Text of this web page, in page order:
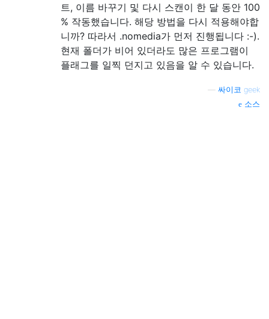
트, 이름 바꾸기 및 다시 스캔이 한 달 동안 100
% 작동했습니다. 해당 방법을 다시 적용해야합
니까? 따라서 .nomedia가 먼저 진행됩니다 :-).
현재 폴더가 비어 있더라도 많은 프로그램이
플래그를 일찍 던지고 있음을 알 수 있습니다.
싸이코 geek
소스